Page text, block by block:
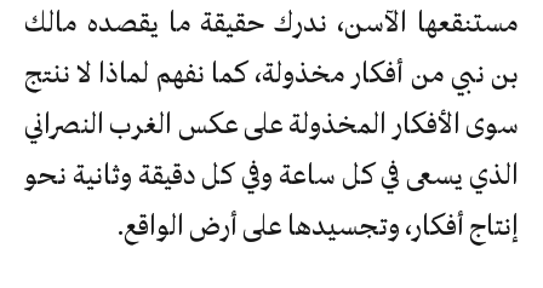
مستنقعها الآسن، ندرك حقيقة ما يقصده مالك
بن نبي من أفكار مخذولة، كما نفهم لماذا لا ننتج
سوى الأفكار المخذولة على عكس الغرب النصراني
الذي يسعى في كل ساعة وفي كل دقيقة وثانية نحو
إنتاج أفكار، وتجسيدها على أرض الواقع.